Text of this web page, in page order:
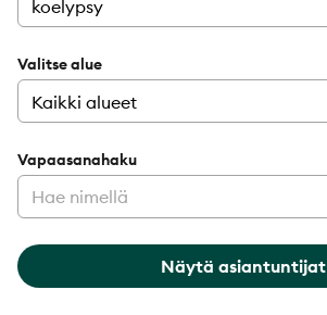
Valitse alue
Vapaasanahaku
Näytä asiantuntijat